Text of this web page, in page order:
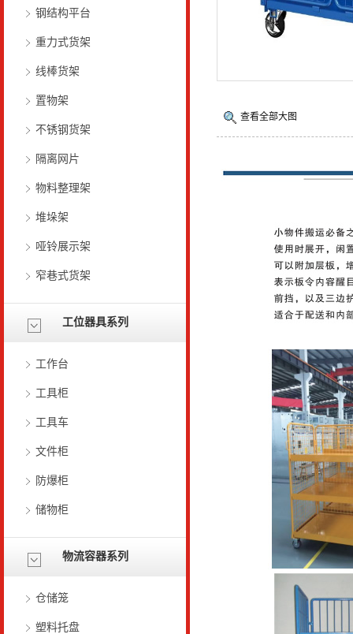
查看全部大图
钢结构平台
重力式货架
线棒货架
置物架
不锈钢货架
隔离网片
物料整理架
堆垛架
哑铃展示架
窄巷式货架
工位器具系列
工作台
工具柜
工具车
文件柜
防爆柜
储物柜
物流容器系列
仓储笼
塑料托盘